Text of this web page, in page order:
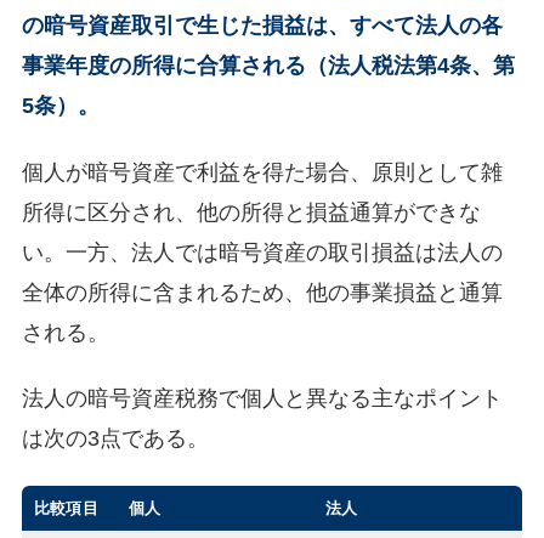
の暗号資産取引で生じた損益は、すべて法人の各
事業年度の所得に合算される（法人税法第4条、第
5条）。
個人が暗号資産で利益を得た場合、原則として雑
所得に区分され、他の所得と損益通算ができな
い。一方、法人では暗号資産の取引損益は法人の
全体の所得に含まれるため、他の事業損益と通算
される。
法人の暗号資産税務で個人と異なる主なポイント
は次の3点である。
比較項目 個人 法人